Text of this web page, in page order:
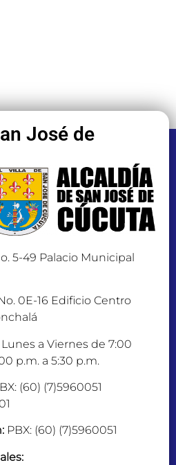
José de
5-49 Palacio Municipal
0E-16 Edificio Centro
Lunes a Viernes de 7:00
p.m. a 5:30 p.m.
(60) (7)5960051
PBX: (60) (7)5960051